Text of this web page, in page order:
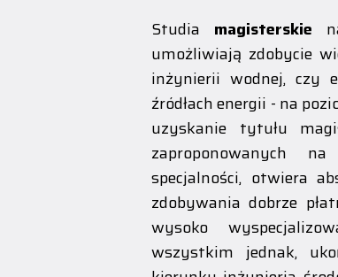
Studia magisterskie
umożliwiają zdobycie
inżynierii wodnej, czy
źródłach energii - na
uzyskanie tytułu
zaproponowanych
specjalności, otwiera
zdobywania dobrze
wysoko
wszystkim jednak,